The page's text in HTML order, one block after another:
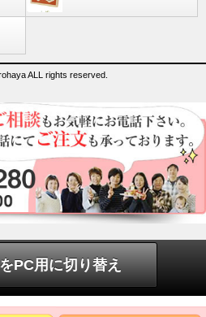
ALL rights reserved.
PC用に切り替え